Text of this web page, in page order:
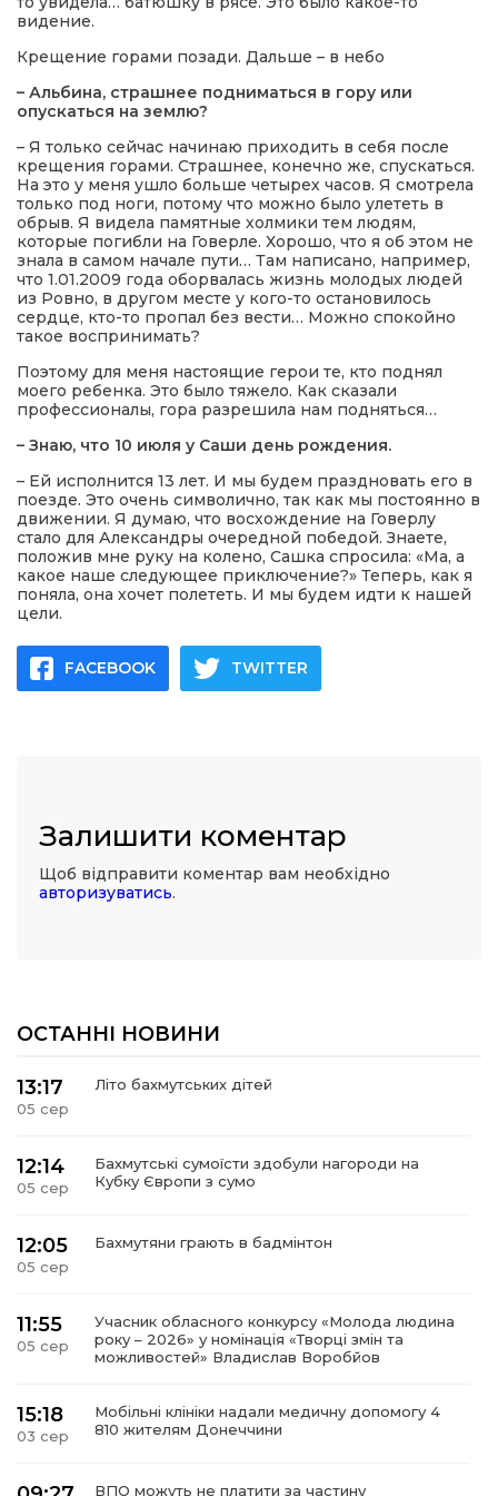
видение.
Крещение горами позади. Дальше – в небо
– Альбина, страшнее подниматься в гору или
опускаться на землю?
– Я только сейчас начинаю приходить в себя после
крещения горами. Страшнее, конечно же, спускаться.
На это у меня ушло больше четырех часов. Я смотрела
только под ноги, потому что можно было улететь в
обрыв. Я видела памятные холмики тем людям,
которые погибли на Говерле. Хорошо, что я об этом не
знала в самом начале пути… Там написано, например,
что 1.01.2009 года оборвалась жизнь молодых людей
из Ровно, в другом месте у кого-то остановилось
сердце, кто-то пропал без вести… Можно спокойно
такое воспринимать?
Поэтому для меня настоящие герои те, кто поднял
моего ребенка. Это было тяжело. Как сказали
профессионалы, гора разрешила нам подняться…
– Знаю, что 10 июля у Саши день рождения.
– Ей исполнится 13 лет. И мы будем праздновать его в
поезде. Это очень символично, так как мы постоянно в
движении. Я думаю, что восхождение на Говерлу
стало для Александры очередной победой. Знаете,
положив мне руку на колено, Сашка спросила: «Ма, а
какое наше следующее приключение?» Теперь, как я
поняла, она хочет полететь. И мы будем идти к нашей
цели.
FACEBOOK TWITTER
Залишити коментар
Щоб відправити коментар вам необхідно
авторизуватись.
ОСТАННІ НОВИНИ
13:17
05 сер
Літо бахмутських дітей
12:14
05 сер
Бахмутські сумоїсти здобули нагороди на
Кубку Європи з сумо
12:05
05 сер
Бахмутяни грають в бадмінтон
11:55
05 сер
Учасник обласного конкурсу «Молода людина
року – 2026» у номінація «Творці змін та
можливостей» Владислав Воробйов
15:18
03 сер
Мобільні клініки надали медичну допомогу 4
810 жителям Донеччини
ВПО можуть не платити за частину